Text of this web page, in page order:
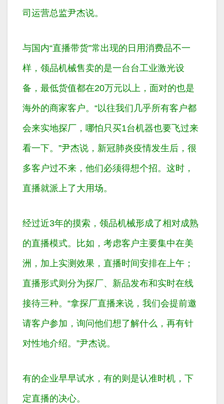
司运营总监尹杰说。
与国内“直播带货”常出现的日用消费品不一
样，领品机械售卖的是一台台工业激光设
备，最低货值都在20万元以上，面对的也是
海外的商家客户。“以往我们几乎所有客户都
会来实地探厂，哪怕只买1台机器也要飞过来
看一下。”尹杰说，新冠肺炎疫情发生后，很
多客户过不来，他们必须得想个招。这时，
直播就派上了大用场。
经过近3年的摸索，领品机械形成了相对成熟
的直播模式。比如，考虑客户主要集中在美
洲，加上实测效果，直播时间安排在上午；
直播形式则分为探厂、新品发布和实时在线
接待三种。“拿探厂直播来说，我们会提前邀
请客户参加，询问他们想了解什么，再有针
对性地介绍。”尹杰说。
有的企业早早试水，有的则是认准时机，下
定直播的决心。